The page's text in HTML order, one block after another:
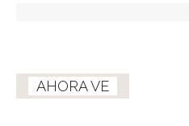
AHORA VE